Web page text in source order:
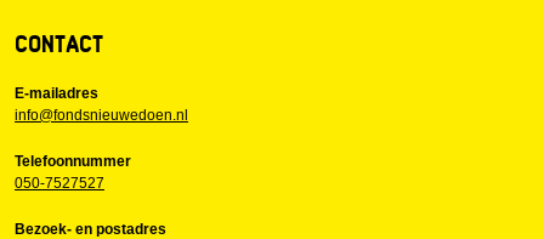
CONTACT
E-mailadres
info@fondsnieuwedoen.nl
Telefoonnummer
050-7527527
Bezoek- en postadres